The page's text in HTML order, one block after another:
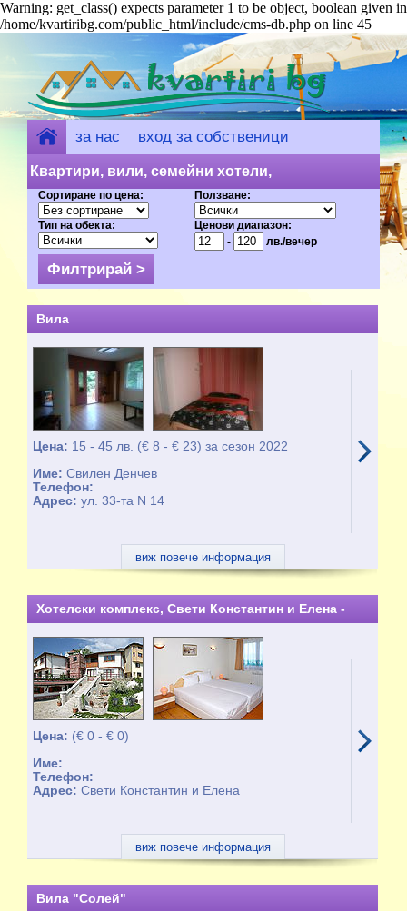
Warning: get_class() expects parameter 1 to be object, boolean given in
/home/kvartiribg.com/public_html/include/cms-db.php on line 45
за нас
вход за собственици
добави обект
Квартири, вили, семейни хотели,
къщи за гости - Свети Константин (15)
на цени от 12 лв.
Сортиране по цена: Ползване:
Тип на обекта:
Ценови диапазон:
-
лв./вечер
Вила
Цена: 15 - 45 лв. (€ 8 - € 23) за сезон 2022
Име:Свилен Денчев
Телефон:
Адрес:ул. 33-та N 14
виж повече информация
Хотелски комплекс, Свети Константин и Елена -
целогодишно
Цена: (€ 0 - € 0)
Име:
Телефон:
Адрес:Свети Константин и Елена
виж повече информация
Вила "Солей"